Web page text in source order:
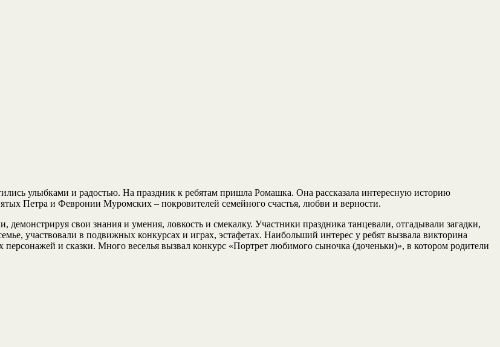
улыбками и радостью. На праздник к ребятам пришла Ромашка. Она рассказала интересную историю
Петра и Февронии Муромских – покровителей семейного счастья, любви и верности.
свои знания и умения, ловкость и смекалку. Участники праздника танцевали, отгадывали загадки,
участвовали в подвижных конкурсах и играх, эстафетах. Наибольший интерес у ребят вызвала викторина
и сказки. Много веселья вызвал конкурс «Портрет любимого сыночка (доченьки)», в котором родители